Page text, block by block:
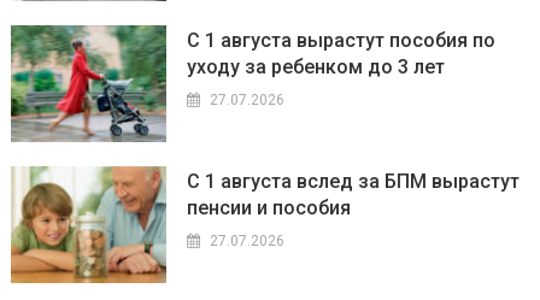
С 1 августа вырастут пособия по
уходу за ребенком до 3 лет
27.07.2026
С 1 августа вслед за БПМ вырастут
пенсии и пособия
27.07.2026